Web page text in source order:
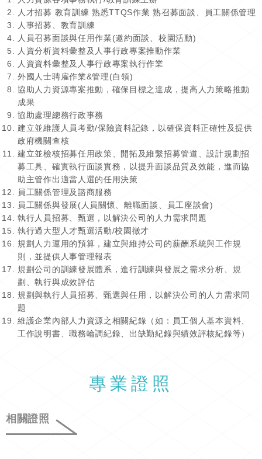
人才招募 教育訓練 熟悉TTQS作業 熟召募面談、員工關係管理
人事招募、教育訓練
人員召募面談與任用作業(邀約面談、校園活動)
人資分析資料彙整及人事行政專案推動作業
人資資料彙整及人事行政專案執行作業
外國人士聘雇作業&管理(白領)
協助人力資源專案推動，確保目標之達成，提高人力策略推動
成果
協助處理總務行政事務
建立並維護人員考勤/保險資料記錄，以確保資料正確性及提供
政府機關查核
建立並檢核招募任用政策、開拓及維繫招募管道、設計規劃招
募工具、確實執行面談實務，以提升面談品質及效能，進而協
助主管作出適當人選的任用決策
員工關係管理及諮商服務
員工關係與發展(人員關懷、離職面談、員工座談會)
執行人員招募、甄選，以解決公司的人力需求問題
執行過大型人才甄選活動/校園徵才
規劃人力運用的預算，建立與維持公司的薪酬系統與工作規
則，並提供人事管理報表
規劃公司的訓練發展體系，進行訓練與發展之需求分析、規
劃、執行與成效評估
規劃與執行人員招募、甄選與任用，以解決公司的人力需求問
題
維護企業內部人力資源之相關紀錄（如：員工個人基本資料、
工作說明書、職務輪調紀錄、出缺勤紀錄與績效評核紀錄等）
專業證照
相關證照